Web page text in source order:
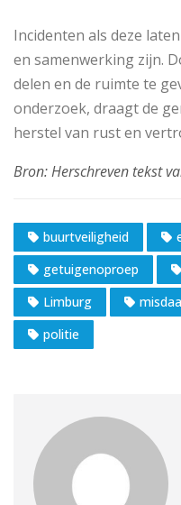
Incidenten als deze
en samenwerking zijn.
delen en de ruimte te
onderzoek, draagt de
herstel van rust en
buurtveiligheid
getuigenoproep
Limburg
politie